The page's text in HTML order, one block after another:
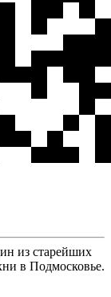
из старейших
в Подмосковье.